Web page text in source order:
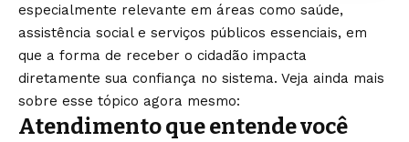
especialmente relevante em áreas como saúde,
assistência social e serviços públicos essenciais, em
que a forma de receber o cidadão impacta
diretamente sua confiança no sistema. Veja ainda mais
sobre esse tópico agora mesmo:
Atendimento que entende você